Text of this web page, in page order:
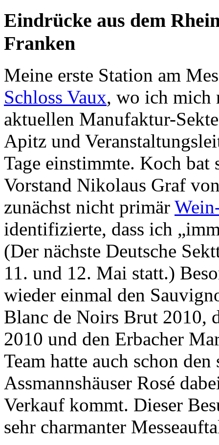
Eindrücke aus dem
Franken
Meine erste Station am
Schloss Vaux, wo ich mich
aktuellen Manufaktur-
Apitz und
Tage einstimmte. Koch bat
Vorstand Nikolaus Graf
zunächst nicht primär
identifizierte, dass ich
(Der nächste Deutsche
11. und 12. Mai statt.)
wieder einmal den
Blanc de Noirs Brut 2010,
2010 und den Erbacher
Team hatte auch schon
Assmannshäuser Rosé
Verkauf kommt. Dieser
sehr charmanter